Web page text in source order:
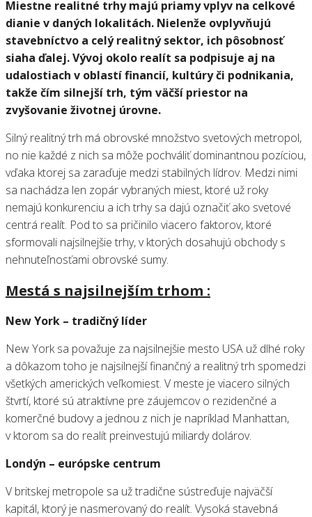
Miestne realitné trhy majú priamy vplyv na celkové
dianie v daných lokalitách. Nielenže ovplyvňujú
stavebníctvo a celý realitný sektor, ich pôsobnosť
siaha ďalej. Vývoj okolo realít sa podpisuje aj na
udalostiach v oblastí financií, kultúry či podnikania,
takže čím silnejší trh, tým väčší priestor na
zvyšovanie životnej úrovne.
Silný realitný trh má obrovské množstvo svetových metropol,
no nie každé z nich sa môže pochváliť dominantnou pozíciou,
vďaka ktorej sa zaraďuje medzi stabilných lídrov. Medzi nimi
sa nachádza len zopár vybraných miest, ktoré už roky
nemajú konkurenciu a ich trhy sa dajú označiť ako svetové
centrá realít. Pod to sa pričinilo viacero faktorov, ktoré
sformovali najsilnejšie trhy, v ktorých dosahujú obchody s
nehnuteľnosťami obrovské sumy.
Mestá s najsilnejším trhom :
New York – tradičný líder
New York sa považuje za najsilnejšie mesto USA už dlhé roky
a dôkazom toho je najsilnejší finančný a realitný trh spomedzi
všetkých amerických veľkomiest. V meste je viacero silných
štvrtí, ktoré sú atraktívne pre záujemcov o rezidenčné a
komerčné budovy a jednou z nich je napríklad Manhattan,
v ktorom sa do realít preinvestujú miliardy dolárov.
Londýn – európske centrum
V britskej metropole sa už tradične sústreďuje najväčší
kapitál, ktorý je nasmerovaný do realít. Vysoká stavebná